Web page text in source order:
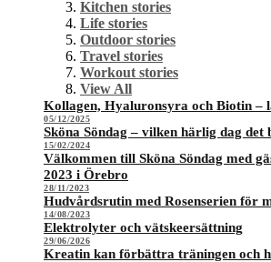
Kitchen stories
Life stories
Outdoor stories
Travel stories
Workout stories
View All
Kollagen, Hyaluronsyra och Biotin –
05/12/2025
Sköna Söndag – vilken härlig dag det
15/02/2024
Välkommen till Sköna Söndag med
2023 i Örebro
28/11/2023
Hudvårdsrutin med Rosenserien för
14/08/2023
Elektrolyter och vätskeersättning
29/06/2026
Kreatin kan förbättra träningen och